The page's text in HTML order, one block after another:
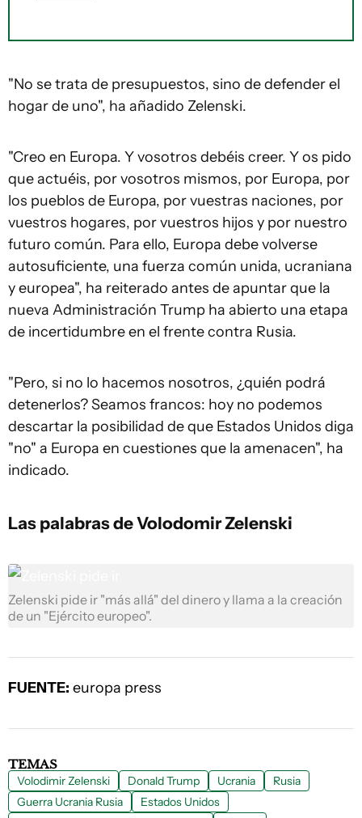
"No se trata de presupuestos, sino de defender el
hogar de uno", ha añadido Zelenski.
"Creo en Europa. Y vosotros debéis creer. Y os pido
que actuéis, por vosotros mismos, por Europa, por
los pueblos de Europa, por vuestras naciones, por
vuestros hogares, por vuestros hijos y por nuestro
futuro común. Para ello, Europa debe volverse
autosuficiente, una fuerza común unida, ucraniana
y europea", ha reiterado antes de apuntar que la
nueva Administración Trump ha abierto una etapa
de incertidumbre en el frente contra Rusia.
"Pero, si no lo hacemos nosotros, ¿quién podrá
detenerlos? Seamos francos: hoy no podemos
descartar la posibilidad de que Estados Unidos diga
"no" a Europa en cuestiones que la amenacen", ha
indicado.
Las palabras de Volodomir Zelenski
Zelenski pide ir "más allá" del dinero y llama a la creación
de un "Ejército europeo".
FUENTE: europa press
TEMAS
Volodimir Zelenski Donald Trump Ucrania
Rusia
Guerra Ucrania Rusia
Estados Unidos